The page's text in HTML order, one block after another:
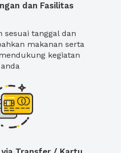
dan Fasilitas
sesuai tanggal dan
makanan serta
kegiatan
anda